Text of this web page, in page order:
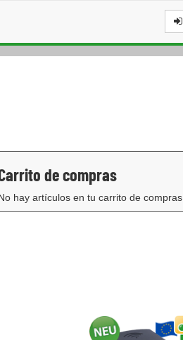
de compras
hay artículos en tu carrito de compras.